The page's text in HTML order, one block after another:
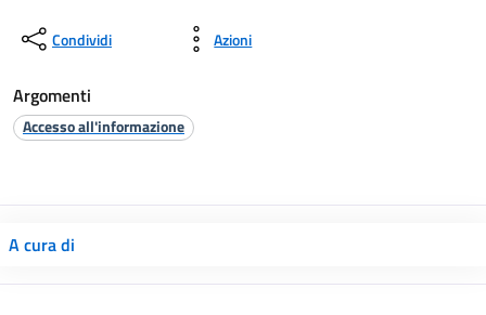
Condividi Azioni
Argomenti
Accesso all'informazione
A cura di